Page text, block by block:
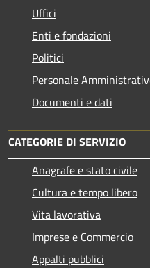
Uffici
Enti e fondazioni
Politici
Personale
Documenti e dati
CATEGORIE DI SERVIZIO
Anagrafe e stato civile
Cultura e tempo libero
Vita lavorativa
Imprese e Commercio
Appalti pubblici